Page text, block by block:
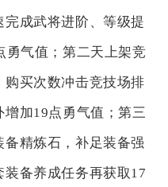
成武将进阶、等级提
勇气值；第二天上架竞
买次数冲击竞技场排
加19点勇气值；第三
精炼石，补足装备强
备养成任务再获取17